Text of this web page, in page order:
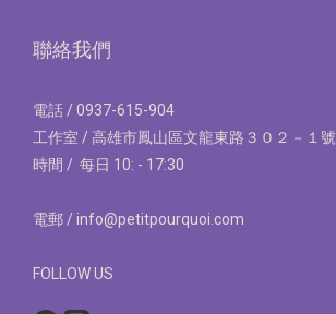
聯絡我們
電話 / 0937-615-904
工作室 / 高雄市鳳山區文龍東路３０２－１號
時間 / 每日 10: - 17:30
電郵 / info@petitpourquoi.com
FOLLOW US